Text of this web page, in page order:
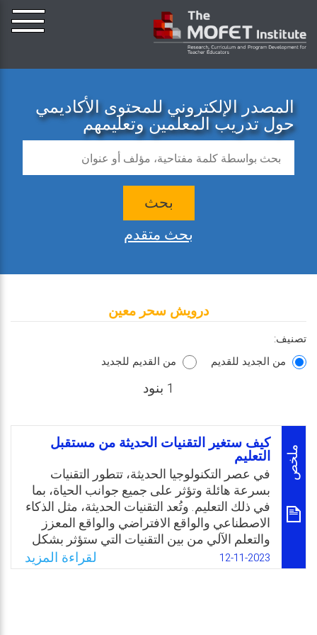
المصدر الإلكتروني للمحتوى الأكاديمي
حول تدريب المعلمين وتعليمهم
بحث
بحث متقدم
درويش سحر معين
تصنيف:
من الجديد للقديم
من القديم للجديد
1 بنود
ملخص
كيف ستغير التقنيات الحديثة من مستقبل
التعليم
في عصر التكنولوجيا الحديثة، تتطور التقنيات
بسرعة هائلة وتؤثر على جميع جوانب الحياة، بما
في ذلك التعليم. وتُعد التقنيات الحديثة، مثل الذكاء
الاصطناعي والواقع الافتراضي والواقع المعزز
والتعلم الآلي من بين التقنيات التي ستؤثر بشكل
كبير على مستقبل التعليم. وستغير هذه التقنيات
الطريقة التي يتعلم فيها الطلاب وكيفية تفاعلهم
12-11-2023 لقراءة المزيد